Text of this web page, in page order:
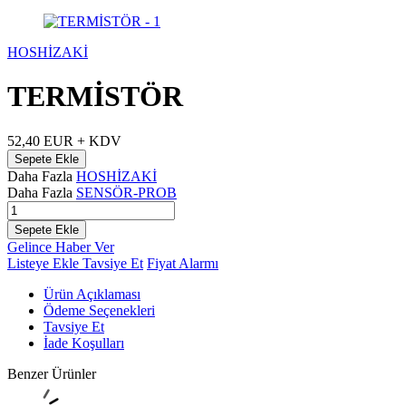
HOSHİZAKİ
TERMİSTÖR
52,40 EUR + KDV
Sepete Ekle
Daha Fazla HOSHİZAKİ
Daha Fazla SENSÖR-PROB
Sepete Ekle
Gelince Haber Ver
Listeye Ekle Tavsiye Et Fiyat Alarmı
Ürün Açıklaması
Ödeme Seçenekleri
Tavsiye Et
İade Koşulları
Benzer Ürünler